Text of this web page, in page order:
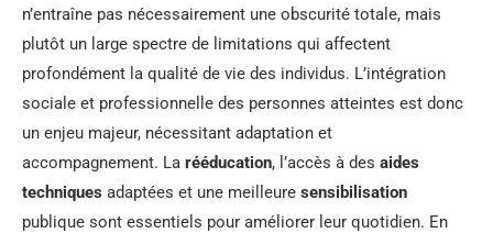
n’entraîne pas nécessairement une obscurité totale, mais
plutôt un large spectre de limitations qui affectent
profondément la qualité de vie des individus. L’intégration
sociale et professionnelle des personnes atteintes est donc
un enjeu majeur, nécessitant adaptation et
accompagnement. La rééducation, l’accès à des aides
techniques adaptées et une meilleure sensibilisation
publique sont essentiels pour améliorer leur quotidien. En